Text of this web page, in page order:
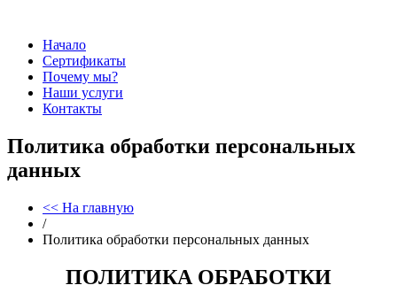
Начало
Сертификаты
Почему мы?
Наши услуги
Контакты
Политика обработки персональных
данных
<< На главную
/
Политика обработки персональных данных
ПОЛИТИКА ОБРАБОТКИ